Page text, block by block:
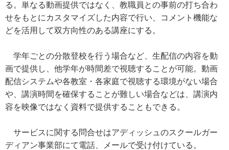
る。単なる動画提供ではなく、教職員との事前の打ち合わ
せをもとにカスタマイズした内容で行い、コメント機能な
どを活用して双方向性のある講座にする。
学年ごとの分散登校を行う場合など、生配信の内容を動
画で提供し、他学年が時間差で視聴することが可能。動画
配信システムや各教室・各家庭で視聴する環境がない場合
や、講演時間を確保することが難しい場合などは、講演内
容を映像ではなく資料で提供することもできる。
サービスに関する問合せはアディッシュのスクールガー
ディアン事業部にて電話、メールで受け付けている。